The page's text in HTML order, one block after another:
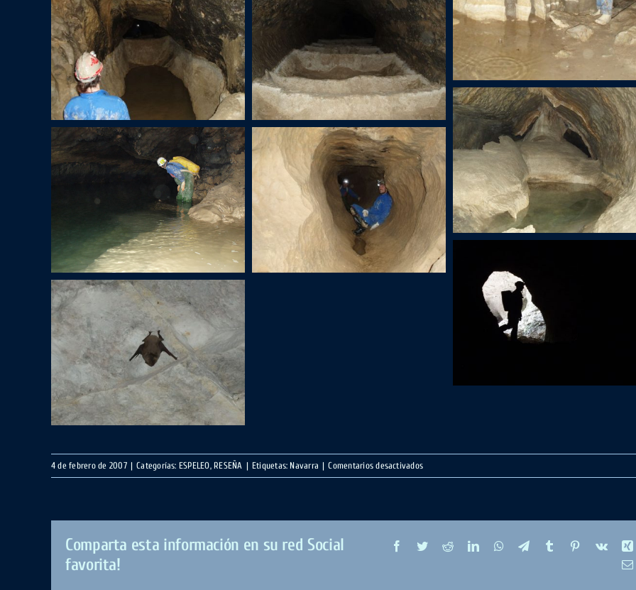
4 de febrero de 2007 | Categorías: ESPELEO, RESEÑA | Etiquetas: Navarra | Comentarios desactivadosen
Cueva
Comparta esta información en su red Social
favorita!
Facebook
TwitterRedditLinkedInWhatsApp
TelegramTumblr Pinterest
Vk